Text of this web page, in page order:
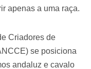
apenas a uma raça.
Criadores de
se posiciona
andaluz e cavalo